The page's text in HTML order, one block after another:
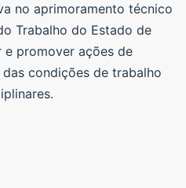
no aprimoramento técnico
Trabalho do Estado de
e promover ações de
condições de trabalho